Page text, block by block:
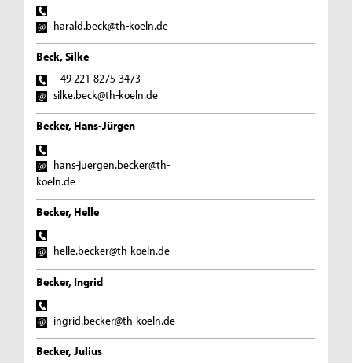
harald.beck@th-koeln.de
Beck, Silke
+49 221-8275-3473
silke.beck@th-koeln.de
Becker, Hans-Jürgen
hans-juergen.becker@th-
koeln.de
Becker, Helle
helle.becker@th-koeln.de
Becker, Ingrid
ingrid.becker@th-koeln.de
Becker, Julius